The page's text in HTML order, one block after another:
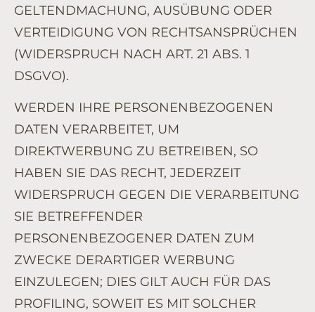
GELTENDMACHUNG, AUSÜBUNG ODER
VERTEIDIGUNG VON RECHTSANSPRÜCHEN
(WIDERSPRUCH NACH ART. 21 ABS. 1
DSGVO).
WERDEN IHRE PERSONENBEZOGENEN
DATEN VERARBEITET, UM
DIREKTWERBUNG ZU BETREIBEN, SO
HABEN SIE DAS RECHT, JEDERZEIT
WIDERSPRUCH GEGEN DIE VERARBEITUNG
SIE BETREFFENDER
PERSONENBEZOGENER DATEN ZUM
ZWECKE DERARTIGER WERBUNG
EINZULEGEN; DIES GILT AUCH FÜR DAS
PROFILING, SOWEIT ES MIT SOLCHER